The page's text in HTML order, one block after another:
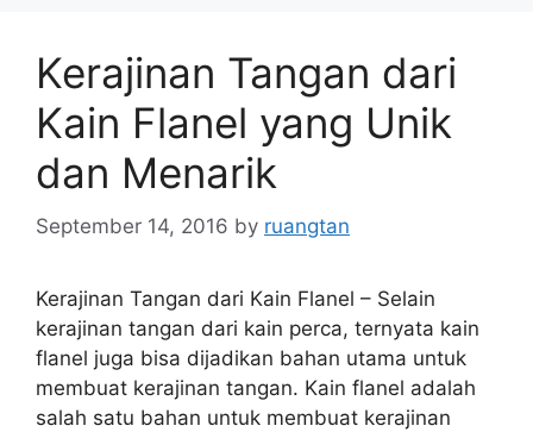
Kerajinan Tangan dari
Kain Flanel yang Unik
dan Menarik
September 14, 2016 by ruangtan
Kerajinan Tangan dari Kain Flanel – Selain
kerajinan tangan dari kain perca, ternyata kain
flanel juga bisa dijadikan bahan utama untuk
membuat kerajinan tangan. Kain flanel adalah
salah satu bahan untuk membuat kerajinan